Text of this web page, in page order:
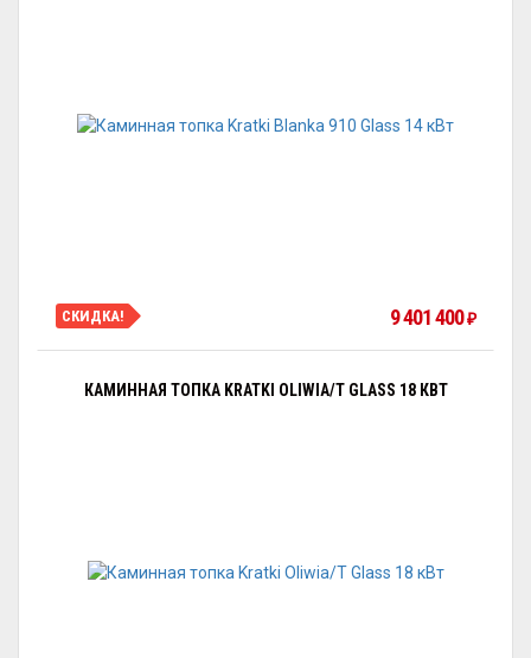
СКИДКА! 9 401 400₽
КАМИННАЯ ТОПКА KRATKI OLIWIA/T GLASS 18 КВТ